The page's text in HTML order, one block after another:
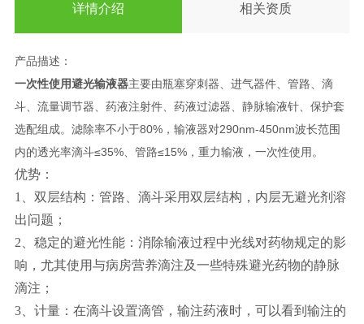
详情介绍 相关资质
产品描述：
一次性使用避光输液器主要由瓶塞穿刺器、进气器件、管路、滴
斗、流量调节器、药液注射件、药液过滤器、静脉输液针、保护套
选配组成。滤除率不小于80%，输液器对290nm-450nm波长范围
内的透光率滴斗≤35%、管路≤15%，重力输液，一次性使用。
优势：
1、双层结构：管路、滴斗采用双层结构，内层无避光剂溶
出问题；
2、稳定的避光性能：消除输液过程中光线对药物规定的影
响，尤其使用与病房营养滴注及一些特殊避光药物的静脉
滴注；
3、计量：在滴斗设置滴管，输注药液时，可以看到输注的